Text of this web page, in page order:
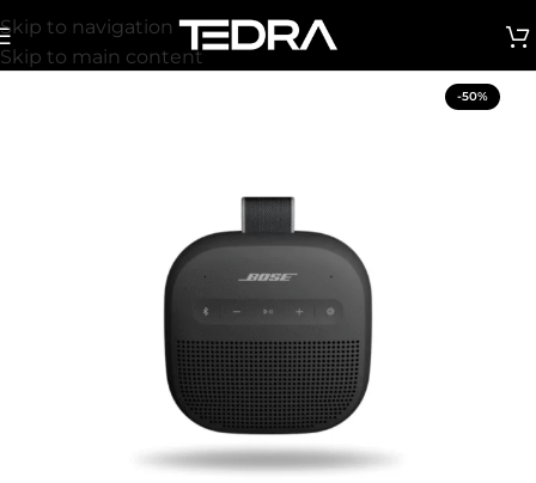
Skip to navigation
Skip to main content
-50%